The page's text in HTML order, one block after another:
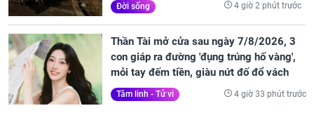
Đời sống 4 giờ 2 phút trước
Thần Tài mở cửa sau ngày 7/8/2026, 3
con giáp ra đường 'đụng trúng hố vàng',
mỏi tay đếm tiền, giàu nứt đố đổ vách
Tâm linh - Tử vi 4 giờ 33 phút trước